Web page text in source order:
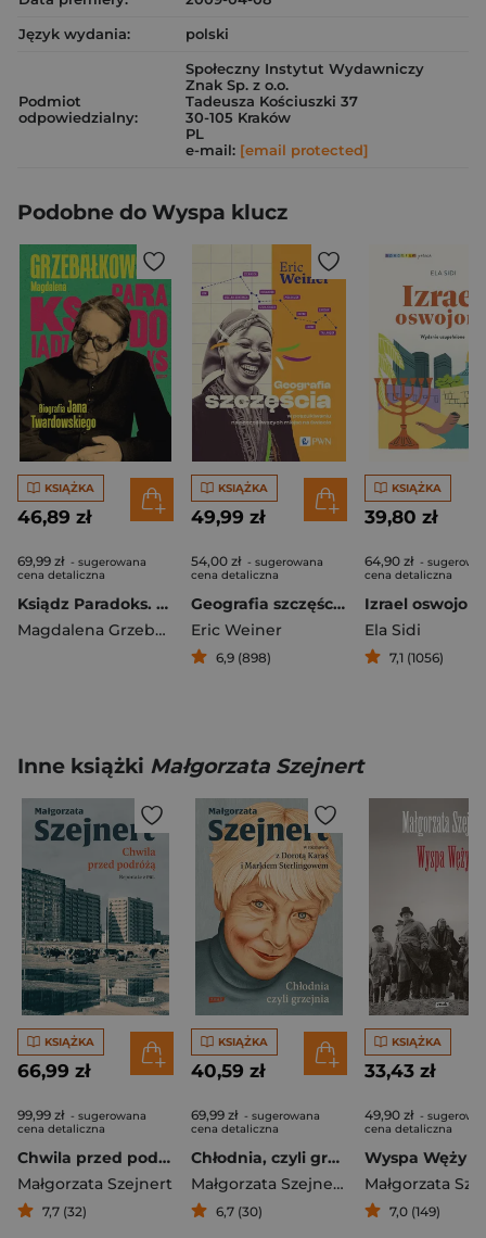
Język wydania:
polski
Podmiot
odpowiedzialny:
Społeczny Instytut Wydawniczy
Znak Sp. z o.o.
Tadeusza Kościuszki 37
30-105 Kraków
PL
e-mail: [email protected]
Podobne do Wyspa klucz
KSIĄŻKA
46,89 zł
69,99 zł - sugerowana
cena detaliczna
Ksiądz Paradoks. Biografia księdza Jana Twardowskiego [2025]
Magdalena Grzebałkowska
KSIĄŻKA
49,99 zł
54,00 zł - sugerowana
cena detaliczna
Geografia szczęścia W poszukiwaniu najszczęśliwszych miejsc na świecie
Eric Weiner
6,9 (898)
KSIĄŻKA
39,80 zł
64,90 zł -
cena detaliczna
Izrael oswojony
Ela Sidi
7,1 (1056)
Inne książki Małgorzata Szejnert
KSIĄŻKA
66,99 zł
99,99 zł - sugerowana
cena detaliczna
Chwila przed podróżą. Reportaże z PRL
Małgorzata Szejnert
7,7 (32)
KSIĄŻKA
40,59 zł
69,99 zł - sugerowana
cena detaliczna
Chłodnia, czyli grzejnia. Małgorzata Szejnert w rozmowie z Dorotą Karaś i Markiem Sterlingowem
Małgorzata Szejnert
Dorota Karaś ,
6,7 (30)
KSIĄŻKA
33,43 zł
49,90 zł -
cena detaliczna
Wyspa Węży
Małgorzata
7,0 (149)